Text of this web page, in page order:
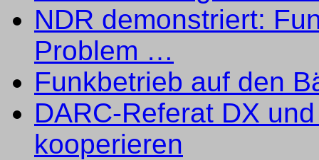
NDR demonstriert:
Problem …
Funkbetrieb auf den
DARC-Referat DX
kooperieren